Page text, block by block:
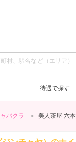
池袋
ラウ
待遇で探す
日給1
コス
バクラ 美人茶屋 六